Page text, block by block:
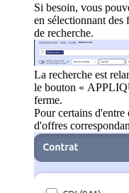
Si besoin, vous
en sélectionnant des
de recherche.
La recherche est
le bouton «
ferme.
Pour certains
d'offres